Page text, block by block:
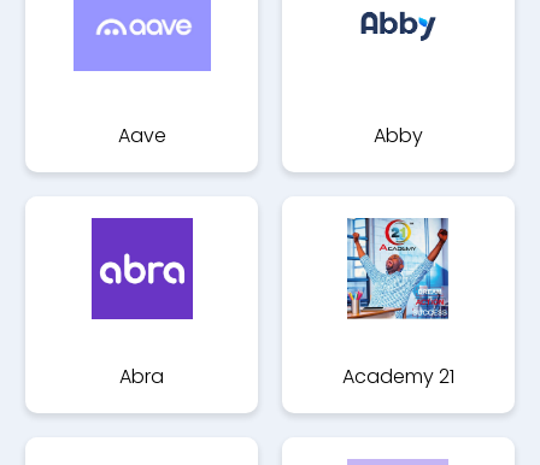
Aave Abby
Abra Academy 21